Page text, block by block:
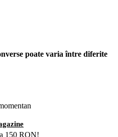
poate varia între diferite
150 RON!